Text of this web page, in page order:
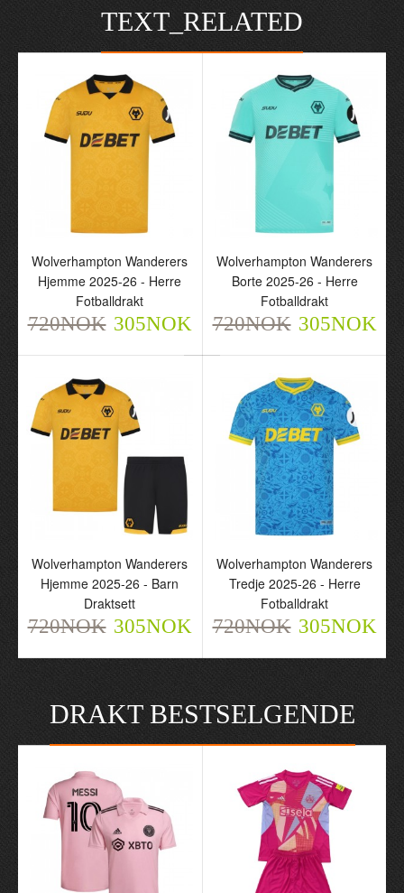
TEXT_RELATED
Wolverhampton Wanderers
Hjemme 2025-26 - Herre
Fotballdrakt
720NOK 305NOK
Wolverhampton Wanderers
Borte 2025-26 - Herre
Fotballdrakt
720NOK 305NOK
Wolverhampton Wanderers
Hjemme 2025-26 - Barn
Draktsett
720NOK 305NOK
Wolverhampton Wanderers
Tredje 2025-26 - Herre
Fotballdrakt
720NOK 305NOK
DRAKT BESTSELGENDE